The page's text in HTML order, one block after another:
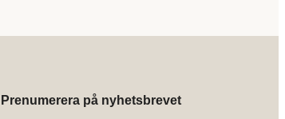
Prenumerera på nyhetsbrevet